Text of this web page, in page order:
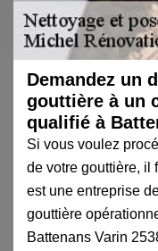
Demandez un
gouttière à un
qualifié à
Si vous voulez
de votre gouttière, il
est une entreprise
gouttière
Battenans Varin